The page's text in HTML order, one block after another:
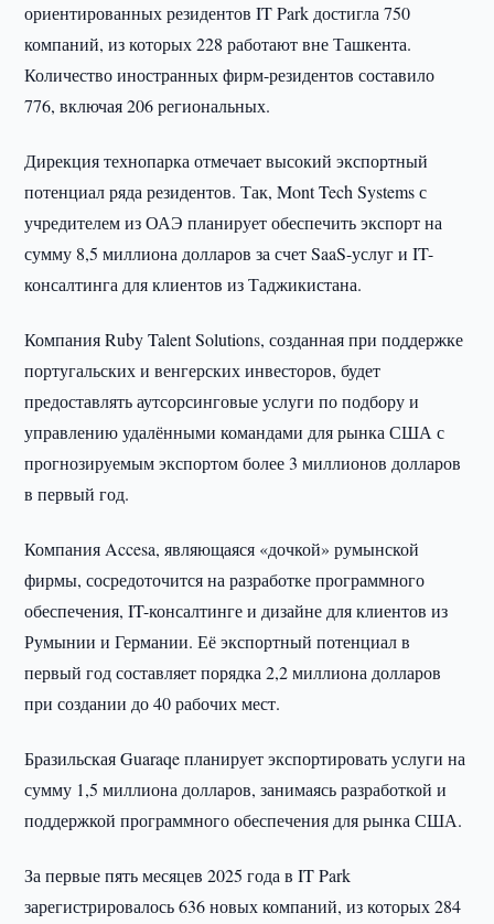
ориентированных резидентов IT Park достигла 750
компаний, из которых 228 работают вне Ташкента.
Количество иностранных фирм-резидентов составило
776, включая 206 региональных.
Дирекция технопарка отмечает высокий экспортный
потенциал ряда резидентов. Так, Mont Tech Systems с
учредителем из ОАЭ планирует обеспечить экспорт на
сумму 8,5 миллиона долларов за счет SaaS-услуг и IT-
консалтинга для клиентов из Таджикистана.
Компания Ruby Talent Solutions, созданная при поддержке
португальских и венгерских инвесторов, будет
предоставлять аутсорсинговые услуги по подбору и
управлению удалёнными командами для рынка США с
прогнозируемым экспортом более 3 миллионов долларов
в первый год.
Компания Accesa, являющаяся «дочкой» румынской
фирмы, сосредоточится на разработке программного
обеспечения, IT-консалтинге и дизайне для клиентов из
Румынии и Германии. Её экспортный потенциал в
первый год составляет порядка 2,2 миллиона долларов
при создании до 40 рабочих мест.
Бразильская Guaraqe планирует экспортировать услуги на
сумму 1,5 миллиона долларов, занимаясь разработкой и
поддержкой программного обеспечения для рынка США.
За первые пять месяцев 2025 года в IT Park
зарегистрировалось 636 новых компаний, из которых 284